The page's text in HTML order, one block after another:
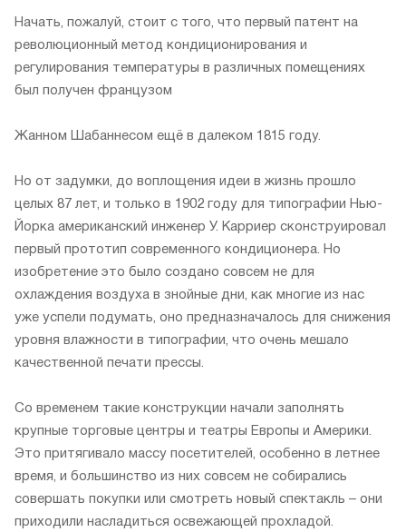
Начать, пожалуй, стоит с того, что первый патент на
революционный метод кондиционирования и
регулирования температуры в различных помещениях
был получен французом
Жанном Шабаннесом ещё в далеком 1815 году.
Но от задумки, до воплощения идеи в жизнь прошло
целых 87 лет, и только в 1902 году для типографии Нью-
Йорка американский инженер У. Карриер сконструировал
первый прототип современного кондиционера. Но
изобретение это было создано совсем не для
охлаждения воздуха в знойные дни, как многие из нас
уже успели подумать, оно предназначалось для снижения
уровня влажности в типографии, что очень мешало
качественной печати прессы.
Со временем такие конструкции начали заполнять
крупные торговые центры и театры Европы и Америки.
Это притягивало массу посетителей, особенно в летнее
время, и большинство из них совсем не собирались
совершать покупки или смотреть новый спектакль – они
приходили насладиться освежающей прохладой.